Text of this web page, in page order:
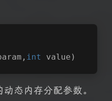
int value)
态内存分配参数。